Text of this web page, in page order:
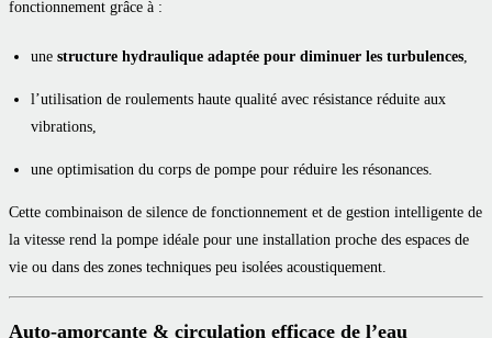
fonctionnement grâce à :
une structure hydraulique adaptée pour diminuer les turbulences,
l’utilisation de roulements haute qualité avec résistance réduite aux
vibrations,
une optimisation du corps de pompe pour réduire les résonances.
Cette combinaison de silence de fonctionnement et de gestion intelligente de
la vitesse rend la pompe idéale pour une installation proche des espaces de
vie ou dans des zones techniques peu isolées acoustiquement.
Auto-amorçante & circulation efficace de l’eau